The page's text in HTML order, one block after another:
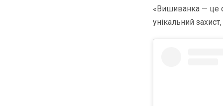
«Вишиванка — це
унікальний